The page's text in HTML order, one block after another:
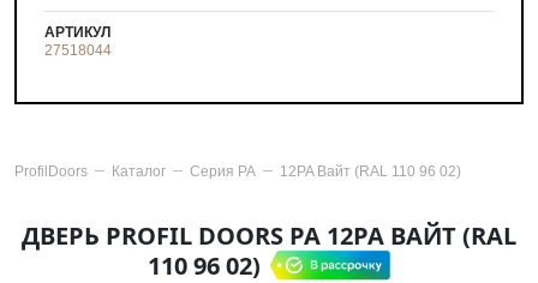
АРТИКУЛ
27518044
ProfilDoors Каталог Серия PA 12PA Вайт (RAL 110 96 02)
ДВЕРЬ PROFIL DOORS PA 12PA ВАЙТ (RAL
110 96 02)